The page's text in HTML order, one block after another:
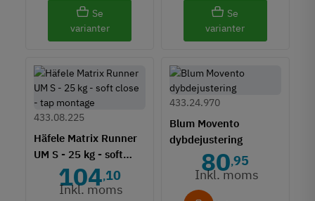
Se
varianter
Se
varianter
Häfele Matrix Runner
UM S - 25 kg - soft
close - tap montage
433.08.225
104,10
Inkl. moms
Blum Movento
dybdejustering
433.24.970
80,95
Inkl. moms